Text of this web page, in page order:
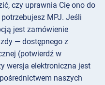
czy uprawnia Cię ono do
MPJ. Jeśli
jest zamówienie
— dostępnego z
(potwierdź w
wersja elektroniczna jest
naszych